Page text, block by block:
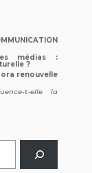
médias :
?
renouvelle
t-elle la